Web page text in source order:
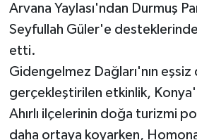
Arvana Yaylası'ndan Durmuş
Seyfullah Güler'e
etti.
Gidengelmez Dağları'nın eşsiz
gerçekleştirilen etkinlik,
Ahırlı ilçelerinin doğa turizmi
daha ortaya koyarken,